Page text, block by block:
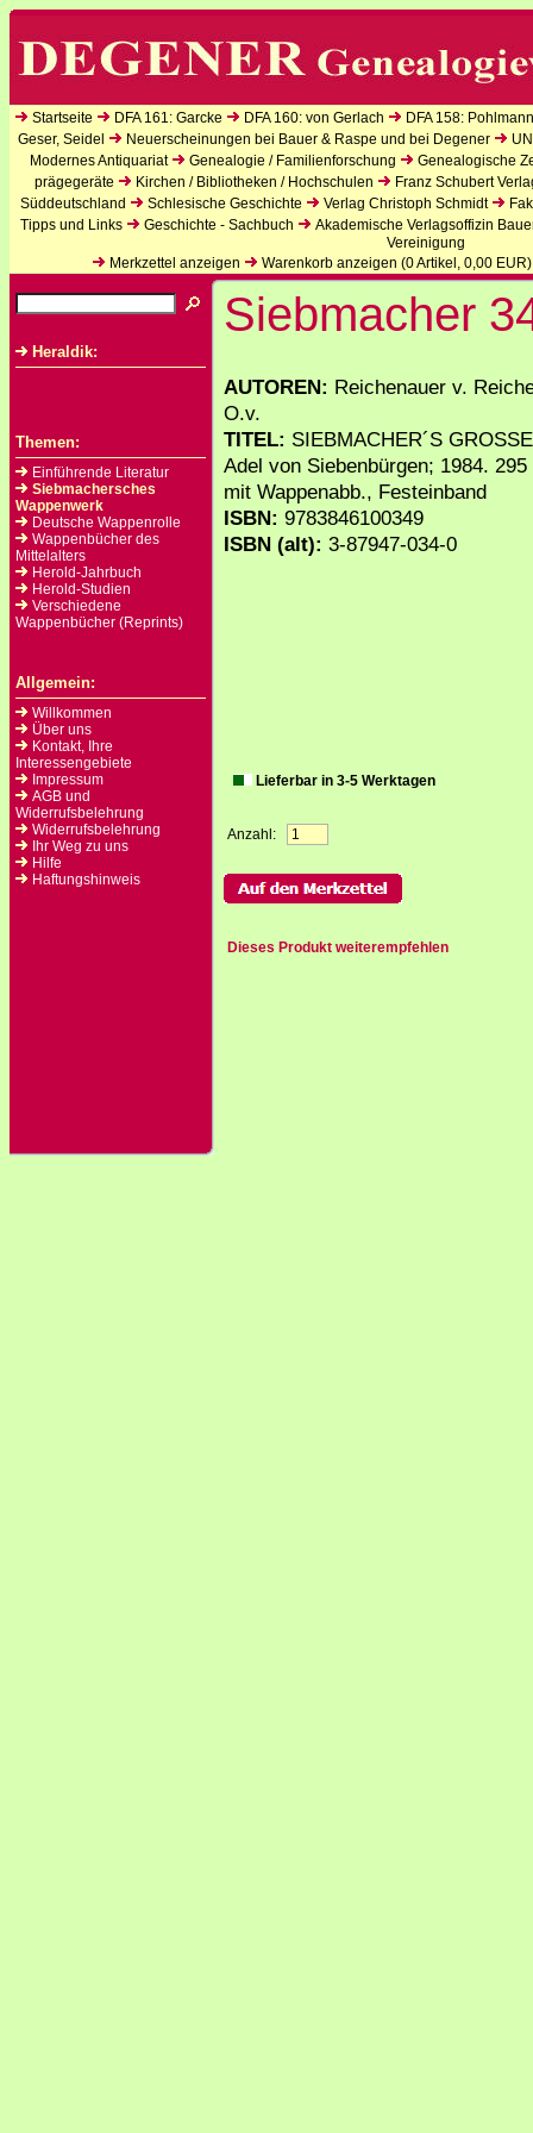
Startseite DFA 161: Garcke DFA 160: von Gerlach
DFA 158:
Geser, Seidel
Neuerscheinungen bei Bauer & Raspe und bei Degener
Modernes Antiquariat
Genealogie / Familienforschung
Genealogische
prägegeräte
Kirchen / Bibliotheken / Hochschulen
Franz Schubert
Süddeutschland
Schlesische Geschichte Verlag Christoph Schmidt
Tipps und Links
Geschichte - Sachbuch
Akademische Verlagsoffizin
Vereinigung
Merkzettel anzeigen
Warenkorb anzeigen (0Artikel, 0,00 EUR)
Heraldik:
Themen:
Einführende Literatur
Siebmachersches
Wappenwerk
Deutsche Wappenrolle
Wappenbücher des
Mittelalters
Herold-Jahrbuch
Herold-Studien
Verschiedene
Wappenbücher (Reprints)
Allgemein:
Willkommen
Über uns
Kontakt, Ihre
Interessengebiete
Impressum
AGB und
Widerrufsbelehrung
Widerrufsbelehrung
Ihr Weg zu uns
Hilfe
Haftungshinweis
Siebmacher
AUTOREN: Reichenauer v.
O.v.
TITEL: SIEBMACHER´S
Adel von Siebenbürgen; 1984.
mit Wappenabb., Festeinband
ISBN: 9783846100349
ISBN (alt): 3-87947-034-0
Lieferbar in 3-5 Werktagen
Anzahl:
Dieses Produkt weiterempfehlen